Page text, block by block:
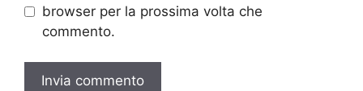
browser per la prossima volta che
commento.